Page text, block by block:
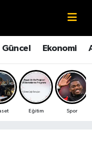
Güncel Ekonomi
Eğitim Spor
Haritası